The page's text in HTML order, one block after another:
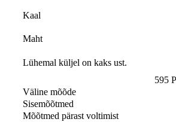
Kaal
Maht
Lühemal küljel on kaks ust.
595
Väline mõõde
Sisemõõtmed
Mõõtmed pärast voltimist